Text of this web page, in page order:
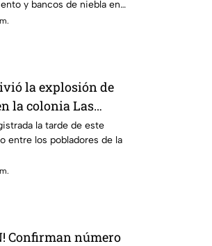
y bancos de niebla en
sur y sureste habrá
la explosión de
la colonia Las
la tarde de este
entre los pobladores de la
Confirman número